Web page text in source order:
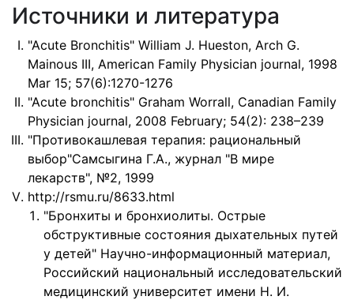
Источники и литература
"Acute Bronchitis" William J. Hueston, Arch G.
Mainous III, American Family Physician journal, 1998
Mar 15; 57(6):1270-1276
"Acute bronchitis" Graham Worrall, Canadian Family
Physician journal, 2008 February; 54(2): 238–239
"Противокашлевая терапия: рациональный
выбор"Самсыгина Г.А., журнал "В мире
лекарств", №2, 1999
http://rsmu.ru/8633.html
"Бронхиты и бронхиолиты. Острые
обструктивные состояния дыхательных путей
у детей" Научно-информационный материал,
Российский национальный исследовательский
медицинский университет имени Н. И.